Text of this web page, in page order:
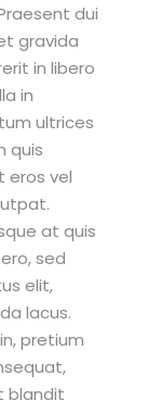
dui
gravida
in libero
in
ultrices
quis
eros vel
at quis
sed
elit,
lacus.
pretium
blandit